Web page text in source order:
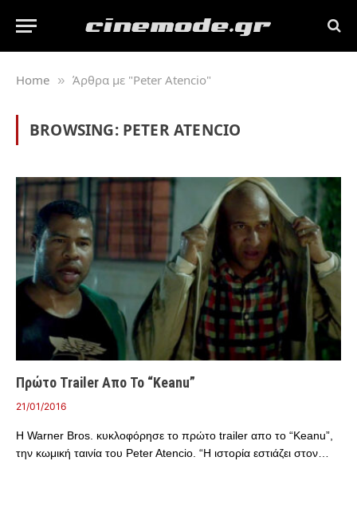
Home » Άρθρα με "Peter Atencio"
BROWSING: PETER ATENCIO
Πρώτο Trailer Απο Το “Keanu”
21/01/2016
Η Warner Bros. κυκλοφόρησε το πρώτο trailer απο το “Keanu”,
την κωμική ταινία του Peter Atencio. “Η ιστορία εστιάζει στον…